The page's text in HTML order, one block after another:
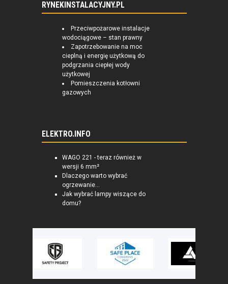
RYNEKINSTALACYJNY.PL
Przeciwpożarowe instalacje
wodociągowe – stan prawny
Zapotrzebowanie na moc
cieplną i energię użytkową do
podgrzania ciepłej wody
użytkowej
Pomieszczenia kotłowni
gazowych
ELEKTRO.INFO
WAGO 221 - teraz również w
wersji 6 mm²
Dlaczego warto wybrać
ogrzewanie...
Jak wybrać lampy wiszące do
domu?